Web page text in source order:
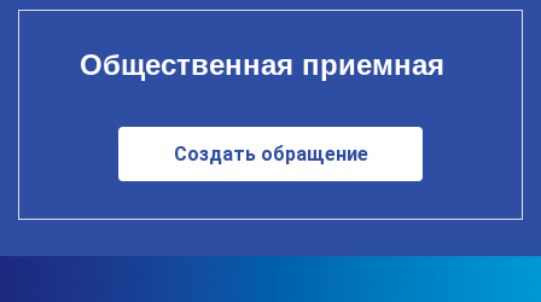
Общественная приемная
Создать обращение